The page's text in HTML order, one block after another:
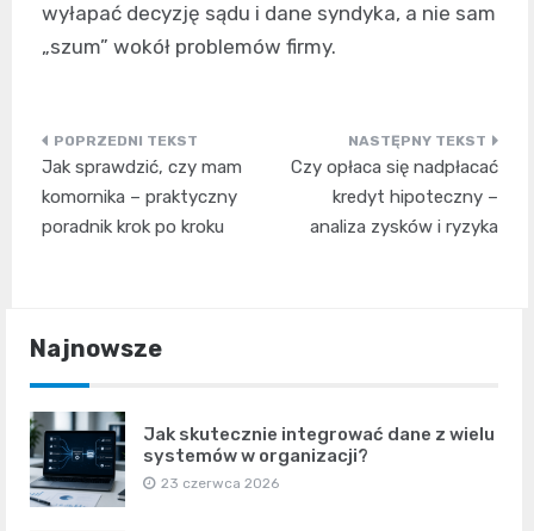
wyłapać decyzję sądu i dane syndyka, a nie sam
„szum” wokół problemów firmy.
Nawigacja
wpisu
Jak sprawdzić, czy mam
komornika – praktyczny
poradnik krok po kroku
Czy opłaca się nadpłacać
kredyt hipoteczny –
analiza zysków i ryzyka
Najnowsze
Jak skutecznie integrować dane z wielu
systemów w organizacji?
23 czerwca 2026